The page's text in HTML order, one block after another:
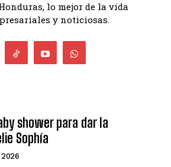
lo mejor de la vida
y noticiosas.
shower para dar la
Sophía